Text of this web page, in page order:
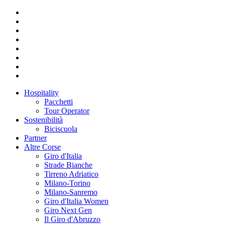
Hospitality
Pacchetti
Tour Operator
Sostenibilità
Biciscuola
Partner
Altre Corse
Giro d'Italia
Strade Bianche
Tirreno Adriatico
Milano-Torino
Milano-Sanremo
Giro d'Italia Women
Giro Next Gen
Il Giro d'Abruzzo